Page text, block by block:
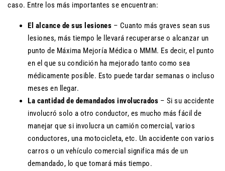
caso. Entre los más importantes se encuentran:
El alcance de sus lesiones – Cuanto más graves sean sus
lesiones, más tiempo le llevará recuperarse o alcanzar un
punto de Máxima Mejoría Médica o MMM. Es decir, el punto
en el que su condición ha mejorado tanto como sea
médicamente posible. Esto puede tardar semanas o incluso
meses en llegar.
La cantidad de demandados involucrados – Si su accidente
involucró solo a otro conductor, es mucho más fácil de
manejar que si involucra un camión comercial, varios
conductores, una motocicleta, etc. Un accidente con varios
carros o un vehículo comercial significa más de un
demandado, lo que tomará más tiempo.